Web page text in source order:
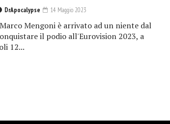
DrApocalypse 14 Maggio 2023
Marco Mengoni è arrivato ad un niente dal
il podio all'Eurovision 2023, a
12...